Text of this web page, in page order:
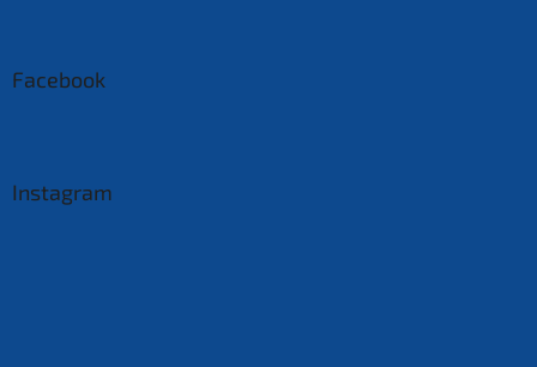
Facebook
Instagram